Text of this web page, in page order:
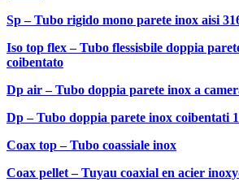
Sp – Tubo rigido mono parete inox aisi
Iso top flex – Tubo flessisbile doppia
coibentato
Dp air – Tubo doppia parete inox a
Dp – Tubo doppia parete inox coibentati
Coax top – Tubo coassiale inox
Coax pellet – Tuyau coaxial en acier